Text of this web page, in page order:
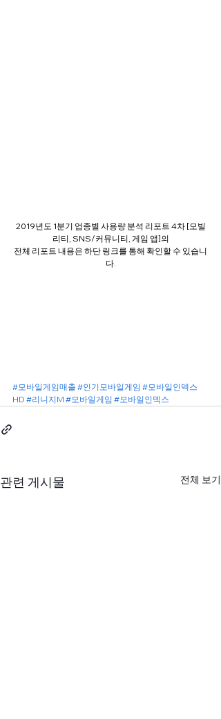
2019년도 1분기 업종별 사용량 분석 리포트 4차 [모빌
리티, SNS/커뮤니티, 게임 앱]의
전체 리포트 내용은 하단 링크를 통해 확인할 수 있습니
다.
#모바일게임매출 #인기모바일게임 #모바일인덱스
HD #리니지M #모바일게임 #모바일인덱스
관련 게시물 전체 보기